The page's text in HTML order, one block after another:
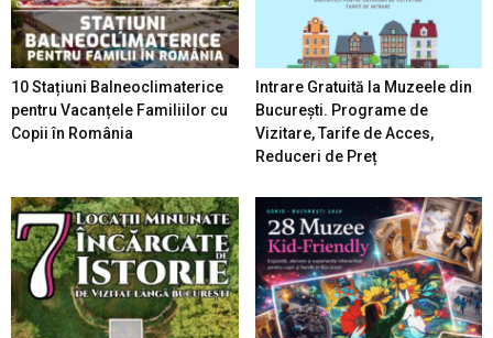
10 Stațiuni Balneoclimaterice
pentru Vacanțele Familiilor cu
Copii în România
Intrare Gratuită la Muzeele din
București. Programe de
Vizitare, Tarife de Acces,
Reduceri de Preț